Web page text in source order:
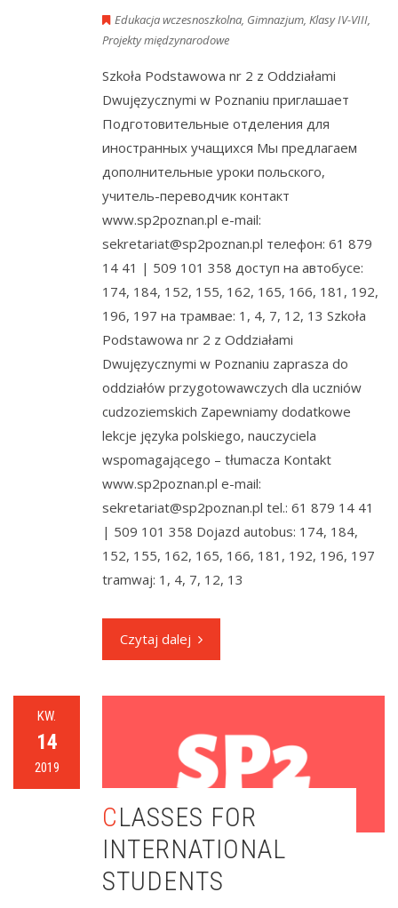
Edukacja wczesnoszkolna, Gimnazjum, Klasy IV-VIII,
Projekty międzynarodowe
Szkoła Podstawowa nr 2 z Oddziałami
Dwujęzycznymi w Poznaniu приглашает
Подготовительные отделения для
иностранных учащихся Мы предлагаем
дополнительные уроки польского,
учитель-переводчик контакт
www.sp2poznan.pl e-mail:
sekretariat@sp2poznan.pl телефон: 61 879
14 41 | 509 101 358 доступ на автобусе:
174, 184, 152, 155, 162, 165, 166, 181, 192,
196, 197 на трамвае: 1, 4, 7, 12, 13 Szkoła
Podstawowa nr 2 z Oddziałami
Dwujęzycznymi w Poznaniu zaprasza do
oddziałów przygotowawczych dla uczniów
cudzoziemskich Zapewniamy dodatkowe
lekcje języka polskiego, nauczyciela
wspomagającego – tłumacza Kontakt
www.sp2poznan.pl e-mail:
sekretariat@sp2poznan.pl tel.: 61 879 14 41
| 509 101 358 Dojazd autobus: 174, 184,
152, 155, 162, 165, 166, 181, 192, 196, 197
tramwaj: 1, 4, 7, 12, 13
Czytaj dalej
KW.
14
2019
CLASSES FOR
INTERNATIONAL
STUDENTS